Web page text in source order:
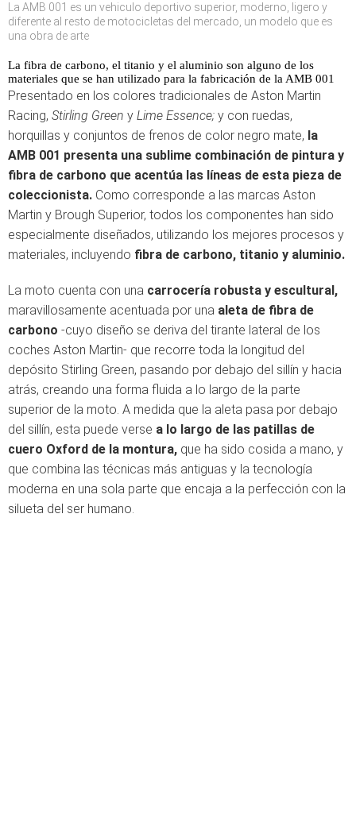
La AMB 001 es un vehiculo deportivo superior, moderno, ligero y
diferente al resto de motocicletas del mercado, un modelo que es
una obra de arte
La fibra de carbono, el titanio y el aluminio son alguno de los
materiales que se han utilizado para la fabricación de la AMB 001
Presentado en los colores tradicionales de Aston Martin
Racing, Stirling Green y Lime Essence; y con ruedas,
horquillas y conjuntos de frenos de color negro mate, la
AMB 001 presenta una sublime combinación de pintura y
fibra de carbono que acentúa las líneas de esta pieza de
coleccionista. Como corresponde a las marcas Aston
Martin y Brough Superior, todos los componentes han sido
especialmente diseñados, utilizando los mejores procesos y
materiales, incluyendo fibra de carbono, titanio y aluminio.
La moto cuenta con una carrocería robusta y escultural,
maravillosamente acentuada por una aleta de fibra de
carbono -cuyo diseño se deriva del tirante lateral de los
coches Aston Martin- que recorre toda la longitud del
depósito Stirling Green, pasando por debajo del sillín y hacia
atrás, creando una forma fluida a lo largo de la parte
superior de la moto. A medida que la aleta pasa por debajo
del sillín, esta puede verse a lo largo de las patillas de
cuero Oxford de la montura, que ha sido cosida a mano, y
que combina las técnicas más antiguas y la tecnología
moderna en una sola parte que encaja a la perfección con la
silueta del ser humano.